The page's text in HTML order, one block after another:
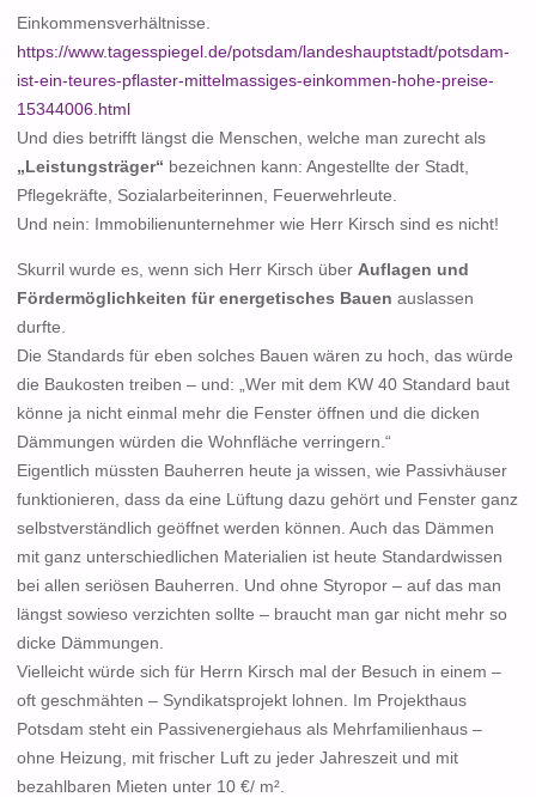
Einkommensverhältnisse.
https://www.tagesspiegel.de/potsdam/landeshauptstadt/potsdam-
ist-ein-teures-pflaster-mittelmassiges-einkommen-hohe-preise-
15344006.html
Und dies betrifft längst die Menschen, welche man zurecht als
„Leistungsträger“ bezeichnen kann: Angestellte der Stadt,
Pflegekräfte, Sozialarbeiterinnen, Feuerwehrleute.
Und nein: Immobilienunternehmer wie Herr Kirsch sind es nicht!
Skurril wurde es, wenn sich Herr Kirsch über Auflagen und
Fördermöglichkeiten für energetisches Bauen auslassen
durfte.
Die Standards für eben solches Bauen wären zu hoch, das würde
die Baukosten treiben – und: „Wer mit dem KW 40 Standard baut
könne ja nicht einmal mehr die Fenster öffnen und die dicken
Dämmungen würden die Wohnfläche verringern.“
Eigentlich müssten Bauherren heute ja wissen, wie Passivhäuser
funktionieren, dass da eine Lüftung dazu gehört und Fenster ganz
selbstverständlich geöffnet werden können. Auch das Dämmen
mit ganz unterschiedlichen Materialien ist heute Standardwissen
bei allen seriösen Bauherren. Und ohne Styropor – auf das man
längst sowieso verzichten sollte – braucht man gar nicht mehr so
dicke Dämmungen.
Vielleicht würde sich für Herrn Kirsch mal der Besuch in einem –
oft geschmähten – Syndikatsprojekt lohnen. Im Projekthaus
Potsdam steht ein Passivenergiehaus als Mehrfamilienhaus –
ohne Heizung, mit frischer Luft zu jeder Jahreszeit und mit
bezahlbaren Mieten unter 10 €/ m².